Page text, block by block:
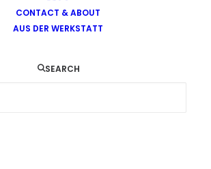
CONTACT & ABOUT
AUS DER WERKSTATT
SEARCH